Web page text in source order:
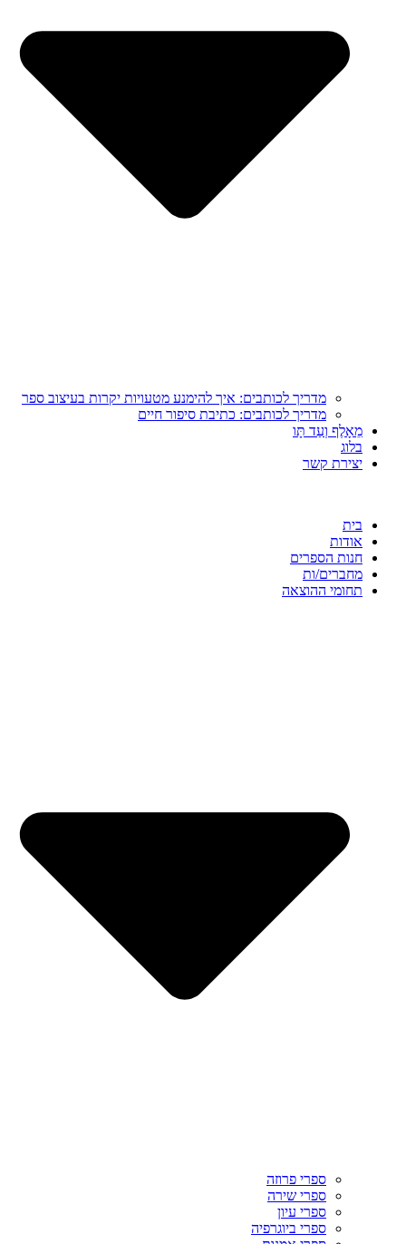
מדריך לכותבים: איך להימנע מטעויות יקרות בעיצוב ספר
מדריך לכותבים: כתיבת סיפור חיים
מֵאָלֶף וְעַד תָּו
בלוג
יצירת קשר
בית
אודות
חנות הספרים
מחברים/ות
תחומי ההוצאה
ספרי פרוזה
ספרי שירה
ספרי עיון
ספרי ביוגרפיה